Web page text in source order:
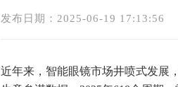
发布日期：2025-06-19 17:13:56
近年来，智能眼镜市场井喷式发展